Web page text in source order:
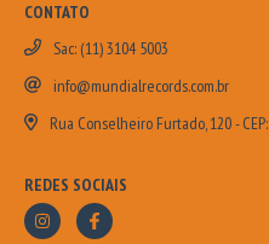
CONTATO
Sac: (11) 3104 5003
info@mundialrecords.com.br
Rua Conselheiro Furtado, 120 -
REDES SOCIAIS